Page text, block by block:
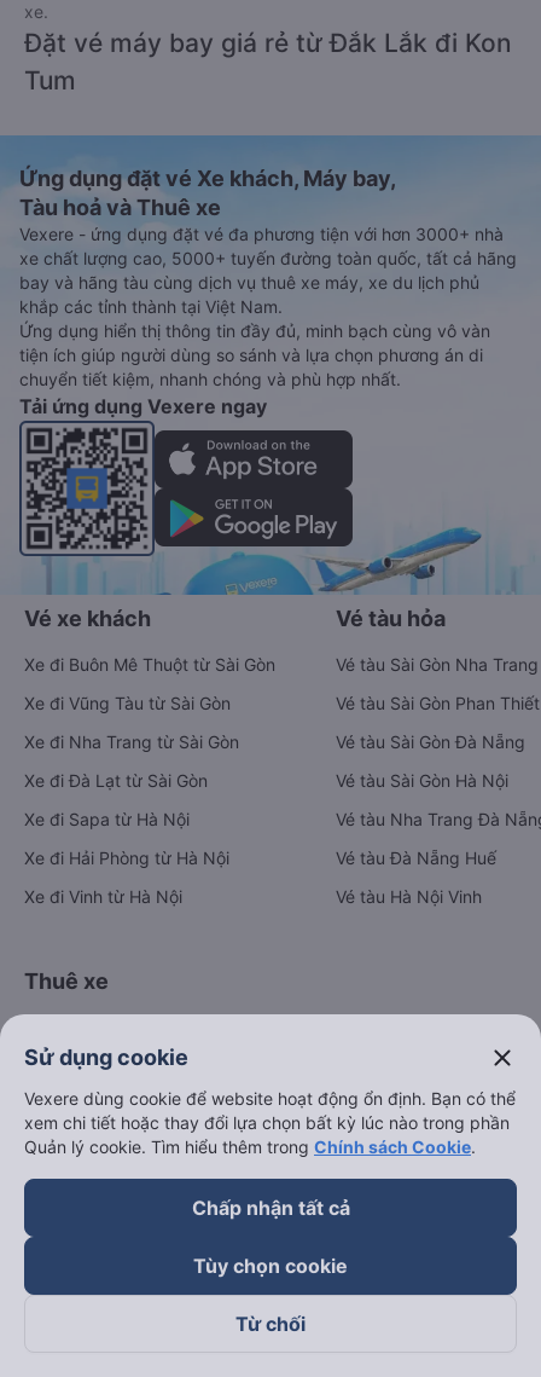
xe.
Đặt vé máy bay giá rẻ từ Đắk Lắk đi Kon
Tum
Ứng dụng đặt vé Xe khách, Máy bay,
Tàu hoả và Thuê xe
Vexere - ứng dụng đặt vé đa phương tiện với hơn 3000+ nhà
xe chất lượng cao, 5000+ tuyến đường toàn quốc, tất cả hãng
bay và hãng tàu cùng dịch vụ thuê xe máy, xe du lịch phủ
khắp các tỉnh thành tại Việt Nam.
Ứng dụng hiển thị thông tin đầy đủ, minh bạch cùng vô vàn
tiện ích giúp người dùng so sánh và lựa chọn phương án di
chuyển tiết kiệm, nhanh chóng và phù hợp nhất.
Tải ứng dụng Vexere ngay
Vé xe khách
Xe đi Buôn Mê Thuột từ Sài Gòn
Xe đi Vũng Tàu từ Sài Gòn
Xe đi Nha Trang từ Sài Gòn
Xe đi Đà Lạt từ Sài Gòn
Xe đi Sapa từ Hà Nội
Xe đi Hải Phòng từ Hà Nội
Xe đi Vinh từ Hà Nội
Vé tàu hỏa
Vé tàu Sài Gòn Nha Trang
Vé tàu Sài Gòn Phan Thiết
Vé tàu Sài Gòn Đà Nẵng
Vé tàu Sài Gòn Hà Nội
Vé tàu Nha Trang Đà
Vé tàu Đà Nẵng Huế
Vé tàu Hà Nội Vinh
Thuê xe
Hà Nội đi Hạ Long
Hà Nội đi Sa Pa
Hà Nội đi Tam Đảo
Đà Nẵng đi Hội An
Xem tất cả tuyến đường
Sử dụng cookie close
Vexere dùng cookie để website hoạt động ổn định. Bạn có thể
xem chi tiết hoặc thay đổi lựa chọn bất kỳ lúc nào trong phần
Quản lý cookie. Tìm hiểu thêm trong Chính sách Cookie.
Chấp nhận tất cả
Tùy chọn cookie
Từ chối